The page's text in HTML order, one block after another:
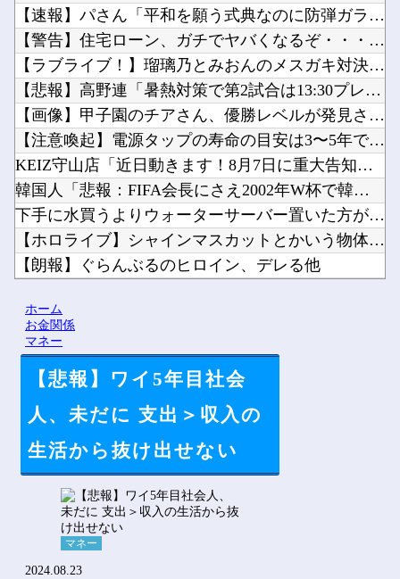
【速報】パさん「平和を願う式典なのに防弾ガラスと防弾バッグS...
【警告】住宅ローン、ガチでヤバくなるぞ・・・・・他
【ラブライブ！】瑠璃乃とみおんのメスガキ対決【蓮ノ空】他
【悲報】高野連「暑熱対策で第2試合は13:30プレイボールや...
【画像】甲子園のチアさん、優勝レベルが発見されてしまうｗｗｗ...
【注意喚起】電源タップの寿命の目安は3〜5年です他
KEIZ守山店「近日動きます！8月7日に重大告知！」→「8月...
韓国人「悲報：FIFA会長にさえ2002年W杯で韓国が審判を...
下手に水買うよりウォーターサーバー置いた方がよくね？他
【ホロライブ】シャインマスカットとかいう物体贈答品として優秀...
【朗報】ぐらんぶるのヒロイン、デレる他
Powered by livedoor 相互RSS
ホーム
お金関係
マネー
【悲報】ワイ5年目社会
人、未だに 支出＞収入の
生活から抜け出せない
マネー
2024.08.23